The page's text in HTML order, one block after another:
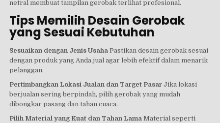
netral membuat tampilan gerobak terlihat profesional.
Tips Memilih Desain Gerobak
yang Sesuai Kebutuhan
Sesuaikan dengan Jenis Usaha Pastikan desain gerobak sesuai
dengan produk yang Anda jual agar lebih efektif dalam menarik
pelanggan.
Pertimbangkan Lokasi Jualan dan Target Pasar Jika lokasi
berjualan sering berpindah, pilih gerobak yang mudah
dibongkar pasang dan tahan cuaca.
Pilih Material yang Kuat dan Tahan Lama Material seperti